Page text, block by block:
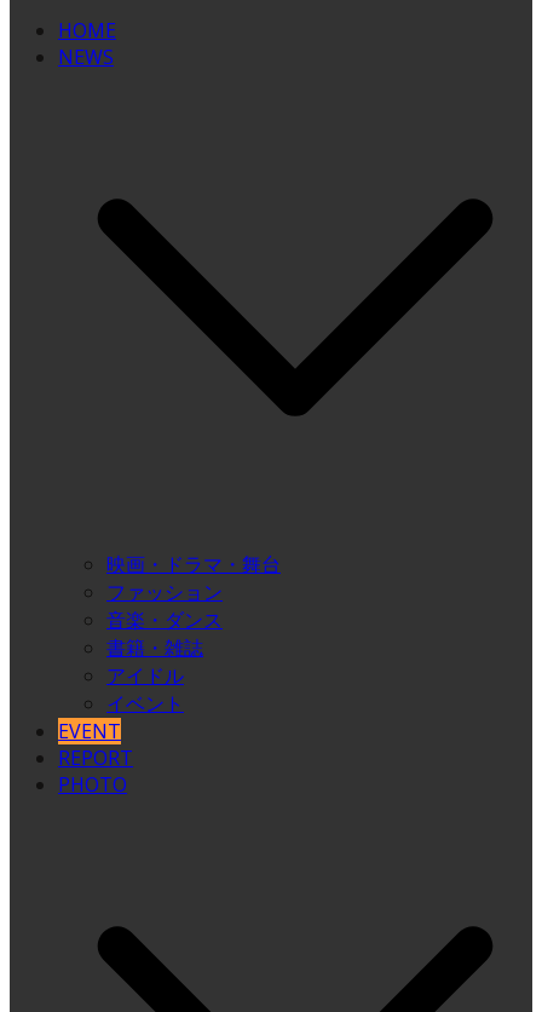
HOME
NEWS
映画・ドラマ・舞台
ファッション
音楽・ダンス
書籍・雑誌
アイドル
イベント
EVENT
REPORT
PHOTO